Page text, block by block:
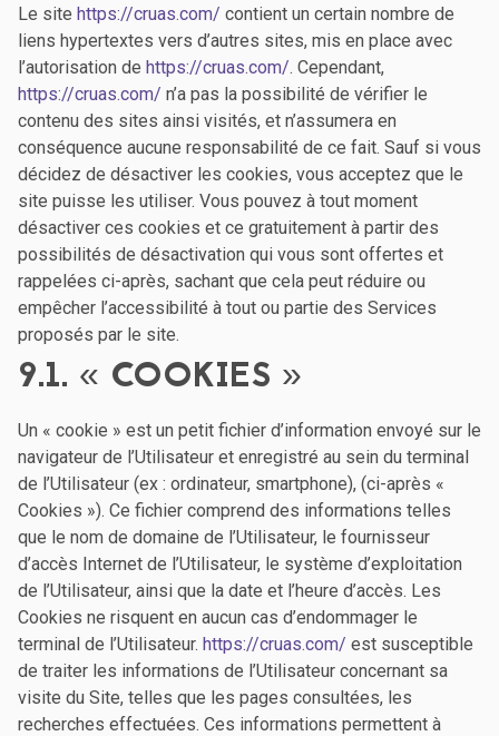
Le site https://cruas.com/ contient un certain nombre de
liens hypertextes vers d’autres sites, mis en place avec
l’autorisation de https://cruas.com/. Cependant,
https://cruas.com/ n’a pas la possibilité de vérifier le
contenu des sites ainsi visités, et n’assumera en
conséquence aucune responsabilité de ce fait. Sauf si vous
décidez de désactiver les cookies, vous acceptez que le
site puisse les utiliser. Vous pouvez à tout moment
désactiver ces cookies et ce gratuitement à partir des
possibilités de désactivation qui vous sont offertes et
rappelées ci-après, sachant que cela peut réduire ou
empêcher l’accessibilité à tout ou partie des Services
proposés par le site.
9.1. « COOKIES »
Un « cookie » est un petit fichier d’information envoyé sur le
navigateur de l’Utilisateur et enregistré au sein du terminal
de l’Utilisateur (ex : ordinateur, smartphone), (ci-après «
Cookies »). Ce fichier comprend des informations telles
que le nom de domaine de l’Utilisateur, le fournisseur
d’accès Internet de l’Utilisateur, le système d’exploitation
de l’Utilisateur, ainsi que la date et l’heure d’accès. Les
Cookies ne risquent en aucun cas d’endommager le
terminal de l’Utilisateur. https://cruas.com/ est susceptible
de traiter les informations de l’Utilisateur concernant sa
visite du Site, telles que les pages consultées, les
recherches effectuées. Ces informations permettent à